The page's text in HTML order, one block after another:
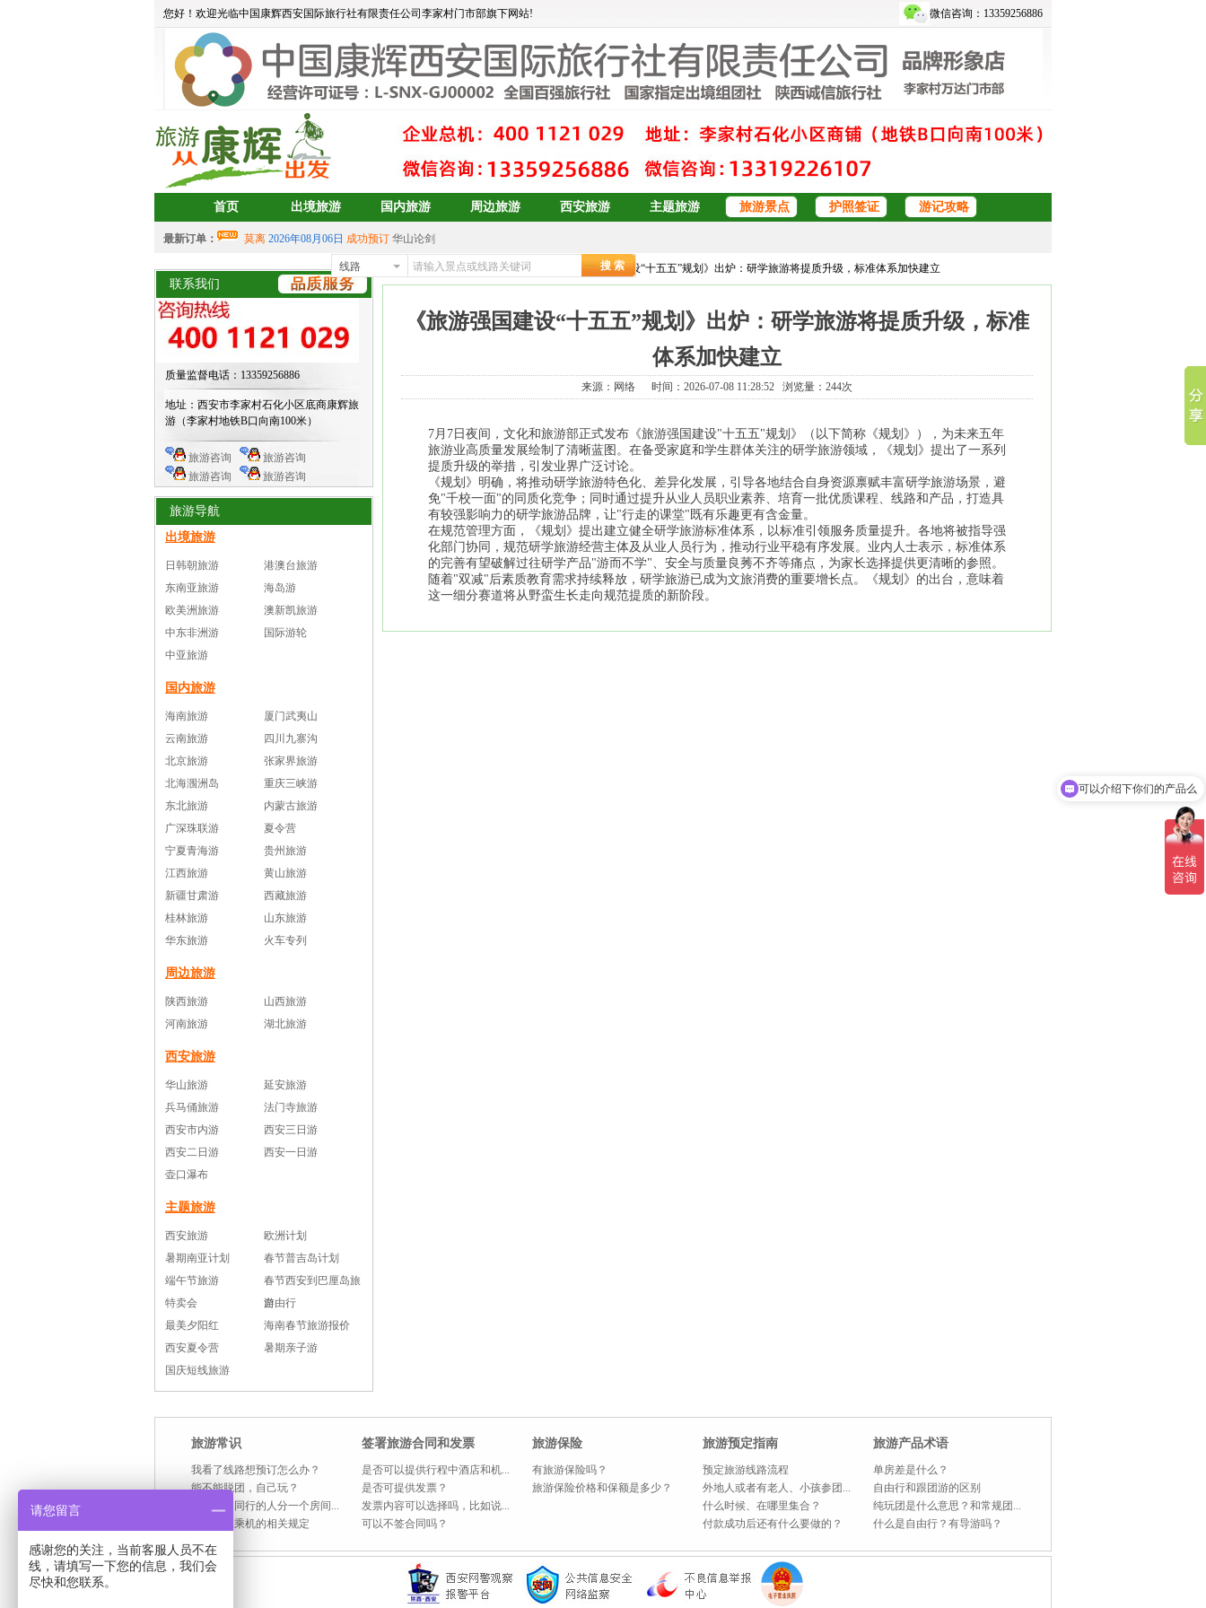
微信咨询：13359256886
您好！欢迎光临中国康辉西安国际旅行社有限责任公司李家村门市部旗下网站!
首页 出境旅游 国内旅游 周边旅游 西安旅游 主题旅游 旅游景点 护照签证 游记攻略
最新订单： 莫离 2026年08月06日 成功预订 华山论剑
成功预订
宝藏大东北6日游
中岳建筑 2026年08月04日成功预订青岛、日照、乳山、威海、蓬莱、烟台双卧6日游
2026年07月30日 成功预订
双岛青岛+威海+长岛+烟台
aalertlert(1)
2026年07月30日
2026年07月30日 成功预订
线路
联系我们
质量监督电话：13359256886
地址：西安市李家村石化小区底商康辉旅
游（李家村地铁B口向南100米）
旅游咨询
旅游咨询
旅游咨询
旅游咨询
旅游导航
出境旅游
日韩朝旅游
港澳台旅游
东南亚旅游
海岛游
欧美洲旅游
澳新凯旅游
中东非洲游
国际游轮
中亚旅游
国内旅游
海南旅游
厦门武夷山
云南旅游
四川九寨沟
北京旅游
张家界旅游
北海涠洲岛
重庆三峡游
东北旅游
内蒙古旅游
广深珠联游
夏令营
宁夏青海游
贵州旅游
江西旅游
黄山旅游
新疆甘肃游
西藏旅游
桂林旅游
山东旅游
华东旅游
火车专列
周边旅游
陕西旅游
山西旅游
河南旅游
湖北旅游
西安旅游
华山旅游
延安旅游
兵马俑旅游
法门寺旅游
西安市内游
西安三日游
西安二日游
西安一日游
壶口瀑布
主题旅游
西安旅游
欧洲计划
暑期南亚计划
春节普吉岛计划
端午节旅游
春节西安到巴厘岛旅
游
特卖会
自由行
最美夕阳红
海南春节旅游报价
西安夏令营
暑期亲子游
国庆短线旅游
首页 >>旅游资讯>>旅游行业新闻 >> 《旅游强国建设“十五五”规划》出炉：研学旅游将提质升级，标准体系加快建立
《旅游强国建设“十五五”规划》出炉：研学旅游将提质升级，标准
体系加快建立
来源：网络 时间：2026-07-08 11:28:52 浏览量：244次
7月7日夜间，文化和旅游部正式发布《旅游强国建设"十五五"规划》（以下简称《规划》），为未来五年
旅游业高质量发展绘制了清晰蓝图。在备受家庭和学生群体关注的研学旅游领域，《规划》提出了一系列
提质升级的举措，引发业界广泛讨论。
《规划》明确，将推动研学旅游特色化、差异化发展，引导各地结合自身资源禀赋丰富研学旅游场景，避
免"千校一面"的同质化竞争；同时通过提升从业人员职业素养、培育一批优质课程、线路和产品，打造具
有较强影响力的研学旅游品牌，让"行走的课堂"既有乐趣更有含金量。
在规范管理方面，《规划》提出建立健全研学旅游标准体系，以标准引领服务质量提升。各地将被指导强
化部门协同，规范研学旅游经营主体及从业人员行为，推动行业平稳有序发展。业内人士表示，标准体系
的完善有望破解过往研学产品"游而不学"、安全与质量良莠不齐等痛点，为家长选择提供更清晰的参照。
随着"双减"后素质教育需求持续释放，研学旅游已成为文旅消费的重要增长点。《规划》的出台，意味着
这一细分赛道将从野蛮生长走向规范提质的新阶段。
旅游常识
我看了线路想预订怎么办？
能不能脱团，自己玩？
住宿是和同行的人分一个房间...
国内航班乘机的相关规定
签署旅游合同和发票
是否可以提供行程中酒店和机...
是否可提供发票？
发票内容可以选择吗，比如说...
可以不签合同吗？
旅游保险
有旅游保险吗？
旅游保险价格和保额是多少？
旅游预定指南
预定旅游线路流程
外地人或者有老人、小孩参团...
什么时候、在哪里集合？
付款成功后还有什么要做的？
旅游产品术语
单房差是什么？
自由行和跟团游的区别
纯玩团是什么意思？和常规团...
什么是自由行？有导游吗？
可以介绍下你们的产品么
请您留言
感谢您的关注，当前客服人员不在
线，请填写一下您的信息，我们会
尽快和您联系。